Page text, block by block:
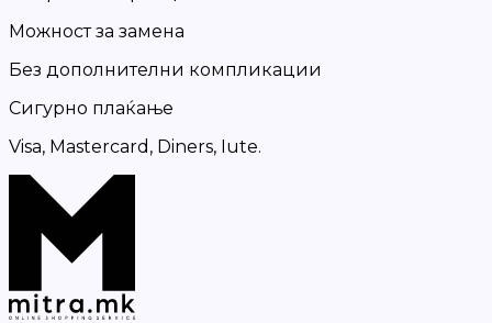
Можност за замена
Без дополнителни компликации
Сигурно плаќање
Visa, Mastercard, Diners, Iute.